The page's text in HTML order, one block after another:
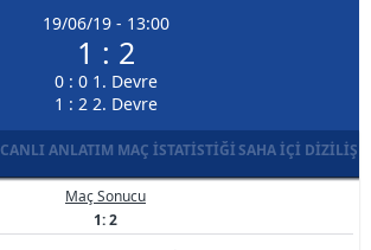
19/06/19 - 13:00
1 : 2
0 : 0 1. Devre
1 : 2 2. Devre
CANLI ANLATIM MAÇ İSTATISTIĞISAHA İÇI DIZILIŞ
Maç Sonucu
1: 2